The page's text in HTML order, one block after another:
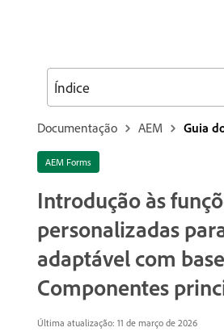
Documentação AEM Guia
AEM Forms
Introdução às
personalizadas
adaptável com
Componentes
Última atualização: 11 de março de 2026
Índice